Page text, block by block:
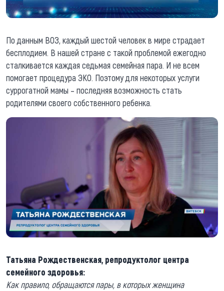
По данным ВОЗ, каждый шестой человек в мире страдает
бесплодием. В нашей стране с такой проблемой ежегодно
сталкивается каждая седьмая семейная пара. И не всем
помогает процедура ЭКО. Поэтому для некоторых услуги
суррогатной мамы – последняя возможность стать
родителями своего собственного ребенка.
Татьяна Рождественская, репродуктолог центра
семейного здоровья:
Как правило, обращаются пары, в которых женщина